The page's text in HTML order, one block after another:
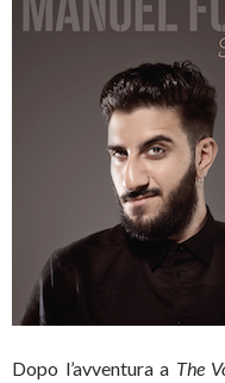
Dopo l’avventura a The